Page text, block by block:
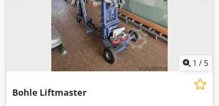
1 / 5
Bohle Liftmaster